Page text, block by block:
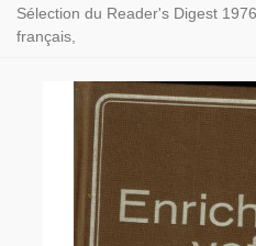
Sélection du Reader's Digest
français,